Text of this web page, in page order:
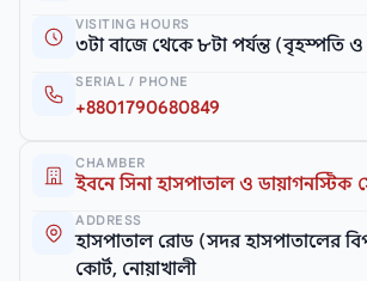
VISITING HOURS
৩টা বাজে থেকে ৮টা পর্যন্ত (বৃহস্পতি ও
SERIAL / PHONE
+8801790680849
CHAMBER
ইবনে সিনা হাসপাতাল ও ডায়াগনস্টিক
ADDRESS
হাসপাতাল রোড (সদর হাসপাতালের
কোর্ট, নোয়াখালী